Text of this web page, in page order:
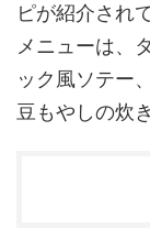
ピが紹介され
メニューは、
ック風ソテー、
豆もやしの炊